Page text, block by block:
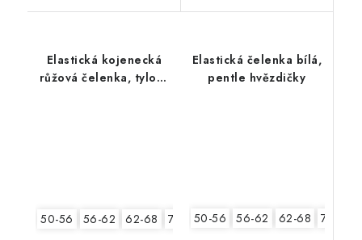
Elastická kojenecká
růžová čelenka, tylový
50-56 56-62 62-68 74-86
Elastická čelenka bílá,
pentle hvězdičky
50-56 56-62 62-68 74-86